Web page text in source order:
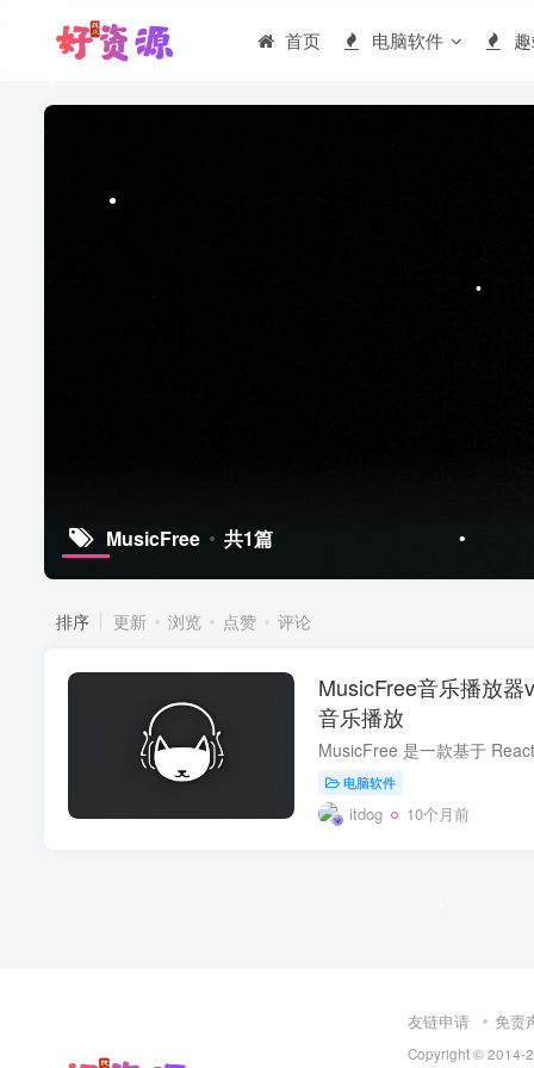
首页 电脑软件
MusicFree 共1篇
排序 更新 浏览 点赞 评论
MusicFree音乐播放
音乐播放
电脑软件
itdog 10个月前
友链申请 免责
Copyright © 2014-
•
•